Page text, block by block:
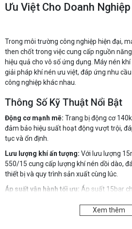
Ưu Việt Cho Doanh Nghiệp
Trong môi trường công nghiệp hiện đại,
then chốt trong việc cung cấp nguồn
hiệu quả cho vô số ứng dụng. Máy nén
giải pháp khí nén ưu việt, đáp ứng nhu
công nghiệp khác nhau.
Thông Số Kỹ Thuật Nổi Bật
Động cơ mạnh mẽ: Trang bị động cơ
đảm bảo hiệu suất hoạt động vượt trội,
tục và ổn định.
Lưu lượng khí ấn tượng: Với lưu lượng
550/15 cung cấp lượng khí nén dồi dào,
thiết bị và quy trình sản xuất cùng lúc.
Áp suất vận hành tối ưu: Áp suất 15bar
công việc thông thường đến các quy trình
Xem thêm